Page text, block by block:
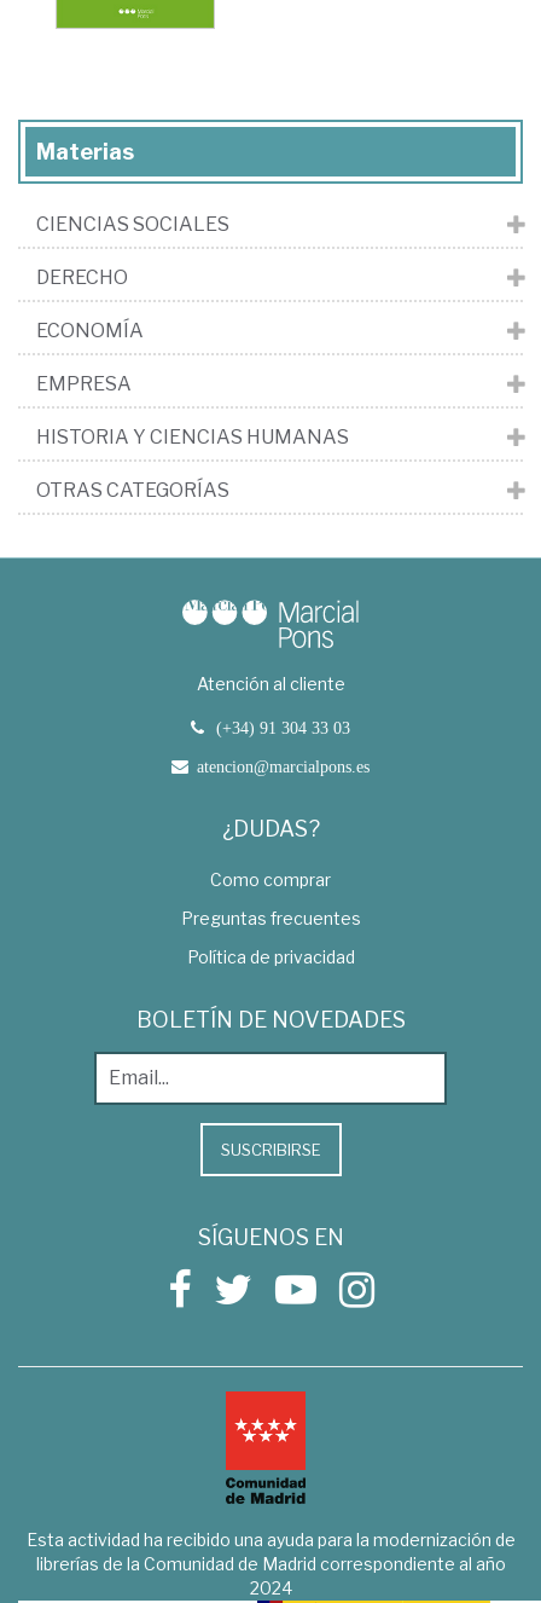
Materias
CIENCIAS SOCIALES
DERECHO
ECONOMÍA
EMPRESA
HISTORIA Y CIENCIAS HUMANAS
OTRAS CATEGORÍAS
Atención al cliente
(+34) 91 304 33 03
atencion@marcialpons.es
¿DUDAS?
Como comprar
Preguntas frecuentes
Política de privacidad
BOLETÍN DE NOVEDADES
SUSCRIBIRSE
SÍGUENOS EN
Esta actividad ha recibido una ayuda para la modernización de
librerías de la Comunidad de Madrid correspondiente al año
2024